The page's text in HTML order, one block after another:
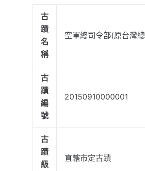
古
蹟
名
稱
空軍總司令部(原台灣
古
蹟
編
號
20150910000001
古
蹟
級
直轄市定古蹟